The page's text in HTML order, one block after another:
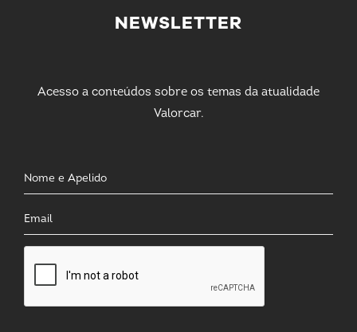
NEWSLETTER
Acesso a conteúdos sobre os temas da atualidade
Valorcar.